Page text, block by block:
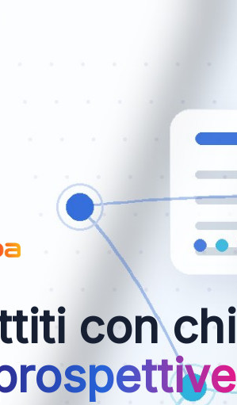
con chi